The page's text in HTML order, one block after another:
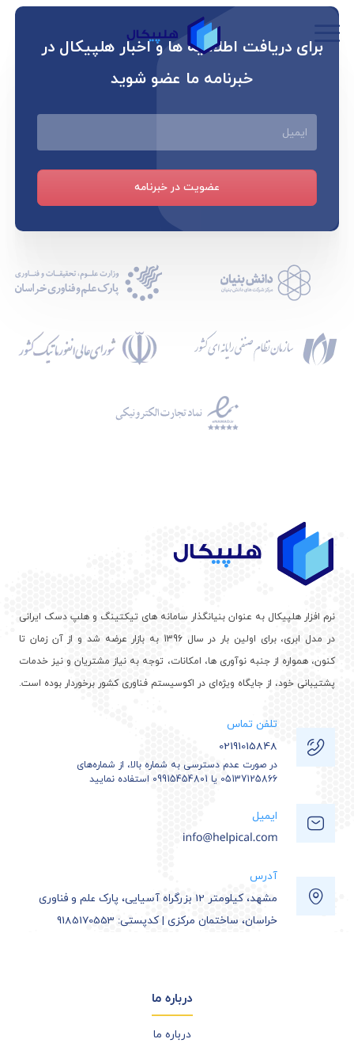
برای دریافت اطلاعیه ها و اخبار هلپیکال در
خبرنامه ما عضو شوید
ایمیل
عضویت در خبرنامه
نرم افزار هلپیکال به عنوان بنیانگذار سامانه های تیکتینگ و هلپ دسک ایرانی
در مدل ابری، برای اولین بار در سال 1396 به بازار عرضه شد و از آن زمان تا
کنون، همواره از جنبه نوآوری ها، امکانات، توجه به نیاز مشتریان و نیز خدمات
پشتیبانی خود، از جایگاه ویژه‌ای در اکوسیستم فناوری کشور برخوردار بوده است.
تلفن تماس
02191015848
در صورت عدم دسترسی به شماره بالا، از شماره‌های
05137125866 یا 09915454801 استفاده نمایید
ایمیل
آدرس
مشهد، کیلومتر 12 بزرگراه آسیایی، پارک علم و فناوری
خراسان، ساختمان مرکزی | کدپستی: 9185170553
درباره ما
درباره ما